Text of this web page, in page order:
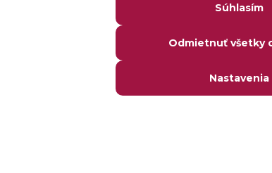
Súhlasím
Odmietnuť všetky
Nastavenia